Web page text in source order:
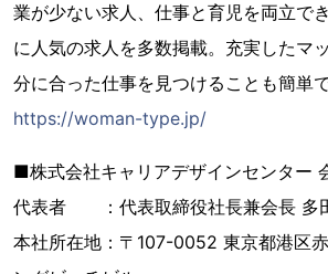
業が少ない求人、仕事と育児を両立で
に人気の求人を多数掲載。充実したマ
分に合った仕事を見つけることも簡単で
https://woman-type.jp/
■株式会社キャリアデザインセンター
代表者 ：代表取締役社長兼会長 多
本社所在地：〒107-0052 東京都港区